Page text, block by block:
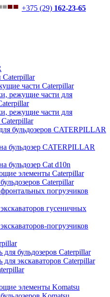
+375 (29) 162-23-65
Caterpillar
части Caterpillar
режущие части для
режущие части для
Caterpillar
бульдозеров CATERPILLAR
бульдозер CATERPILLAR
бульдозер Сat d10n
элементы Caterpillar
Caterpillar
погрузчиков
гусеничных
погрузчиков
для бульдозеров Caterpillar
для экскаваторов Caterpillar
элементы Komatsu